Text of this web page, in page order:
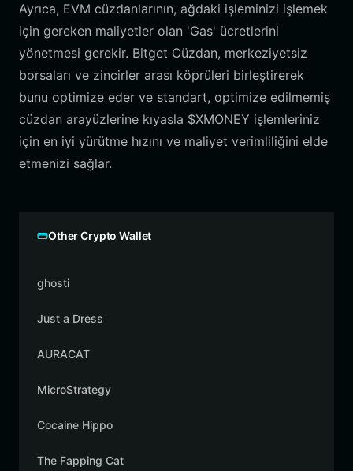
Ayrıca, EVM cüzdanlarının, ağdaki işleminizi işlemek
için gereken maliyetler olan 'Gas' ücretlerini
yönetmesi gerekir. Bitget Cüzdan, merkeziyetsiz
borsaları ve zincirler arası köprüleri birleştirerek
bunu optimize eder ve standart, optimize edilmemiş
cüzdan arayüzlerine kıyasla $XMONEY işlemleriniz
için en iyi yürütme hızını ve maliyet verimliliğini elde
etmenizi sağlar.
Other Crypto Wallet
ghosti
Just a Dress
AURACAT
MicroStrategy
Cocaine Hippo
The Fapping Cat